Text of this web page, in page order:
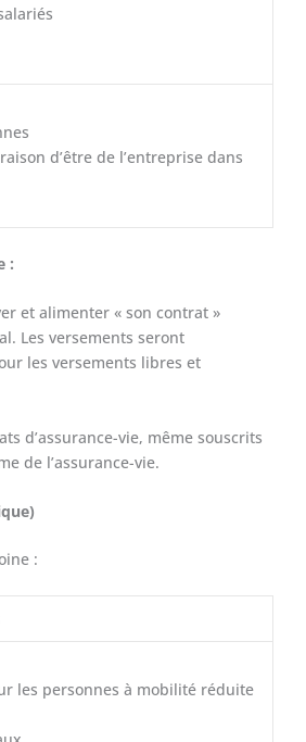
d’être de l’entreprise dans
:
et alimenter « son contrat »
Les versements seront
les versements libres et
d’assurance-vie, même souscrits
de l’assurance-vie.
:
les personnes à mobilité réduite